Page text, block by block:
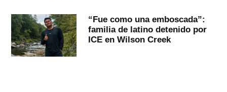
“Fue como una emboscada”:
familia de latino detenido por
ICE en Wilson Creek